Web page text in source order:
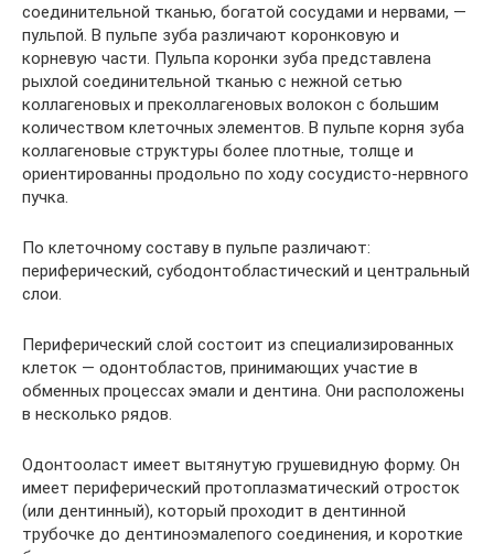
соединительной тканью, богатой сосудами и нервами, —
пульпой. В пульпе зуба различают коронковую и
корневую части. Пульпа коронки зуба представлена
рыхлой соединительной тканью с нежной сетью
коллагеновых и преколлагеновых волокон с большим
количеством клеточных элементов. В пульпе корня зуба
коллагеновые структуры более плотные, толще и
ориентированны продольно по ходу сосудисто-нервного
пучка.
По клеточному составу в пульпе различают:
периферический, субодонтобластический и центральный
слои.
Периферический слой состоит из специализированных
клеток — одонтобластов, принимающих участие в
обменных процессах эмали и дентина. Они расположены
в несколько рядов.
Одонтооласт имеет вытянутую грушевидную форму. Он
имеет периферический протоплазматический отросток
(или дентинный), который проходит в дентинной
трубочке до дентиноэмалепого соединения, и короткие